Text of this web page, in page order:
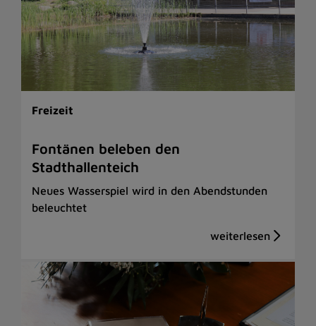
Freizeit
Fontänen beleben den
Stadthallenteich
Neues Wasserspiel wird in den Abendstunden
beleuchtet